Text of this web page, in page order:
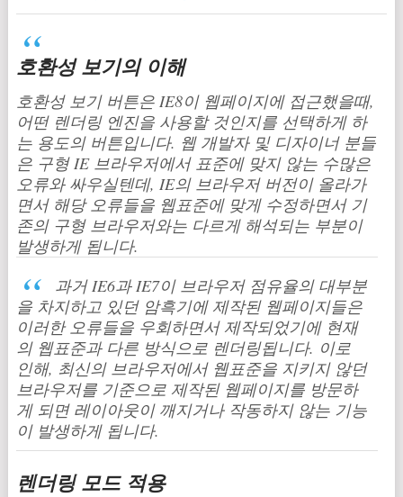
호환성 보기의 이해
호환성 보기 버튼은 IE8이 웹페이지에 접근했을때,
어떤 렌더링 엔진을 사용할 것인지를 선택하게 하
는 용도의 버튼입니다. 웹 개발자 및 디자이너 분들
은 구형 IE 브라우저에서 표준에 맞지 않는 수많은
오류와 싸우실텐데, IE의 브라우저 버전이 올라가
면서 해당 오류들을 웹표준에 맞게 수정하면서 기
존의 구형 브라우저와는 다르게 해석되는 부분이
발생하게 됩니다.
과거 IE6과 IE7이 브라우저 점유율의 대부분
을 차지하고 있던 암흑기에 제작된 웹페이지들은
이러한 오류들을 우회하면서 제작되었기에 현재
의 웹표준과 다른 방식으로 렌더링됩니다. 이로
인해, 최신의 브라우저에서 웹표준을 지키지 않던
브라우저를 기준으로 제작된 웹페이지를 방문하
게 되면 레이아웃이 깨지거나 작동하지 않는 기능
이 발생하게 됩니다.
렌더링 모드 적용